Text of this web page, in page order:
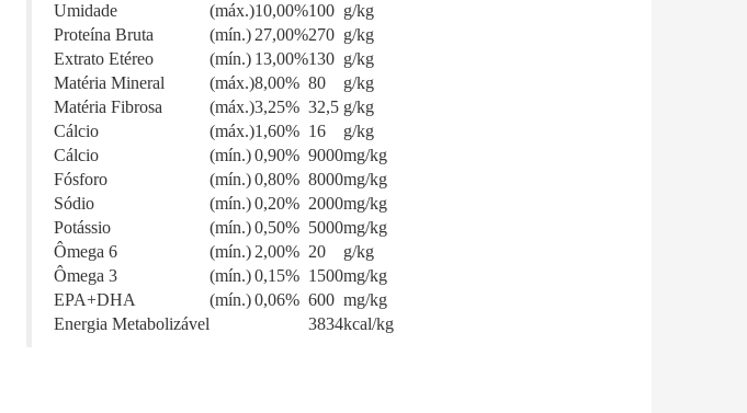
Umidade (máx.)10,00%100 g/kg
Proteína Bruta
(mín.) 27,00%270 g/kg
Extrato Etéreo
(mín.) 13,00%130 g/kg
Matéria Mineral
(máx.)8,00% 80
g/kg
Matéria Fibrosa
(máx.)3,25% 32,5 g/kg
Cálcio
(máx.)1,60% 16
g/kg
Cálcio
(mín.)0,90% 9000mg/kg
Fósforo
(mín.)0,80% 8000mg/kg
Sódio
(mín.)0,20% 2000mg/kg
Potássio
(mín.)0,50% 5000mg/kg
Ômega 6
(mín.) 2,00% 20
g/kg
Ômega 3
(mín.)0,15% 1500mg/kg
EPA+DHA
(mín.)0,06% 600 mg/kg
Energia Metabolizável
3834kcal/kg